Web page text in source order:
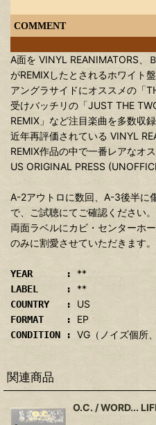
COMMENT
A面を VINYL REANIMATORS、
がREMIXしたとされるホワイト
アングラサイドにオススメの「
受けバッチリの「JUST THE
REMIX」など注目楽曲を多数収
近年再評価されている VINYL
REMIX作品の中で一番レアなオ
US ORIGINAL PRESS
A-2アウトロに数回、A-3後半に
で、ご試聴にてご確認ください。
両面ラベルにカビ・センターホ
のみに割愛させていただきます。
YEAR : **
LABEL : **
COUNTRY : US
FORMAT : EP
CONDITION : VG（ノイズ個所
関連商品
O.C. / WORD...